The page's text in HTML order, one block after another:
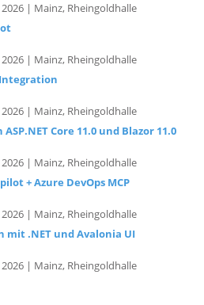
| Mainz, Rheingoldhalle
| Mainz, Rheingoldhalle
| Mainz, Rheingoldhalle
Core 11.0 und Blazor 11.0
| Mainz, Rheingoldhalle
+ Azure DevOps MCP
| Mainz, Rheingoldhalle
.NET und Avalonia UI
| Mainz, Rheingoldhalle